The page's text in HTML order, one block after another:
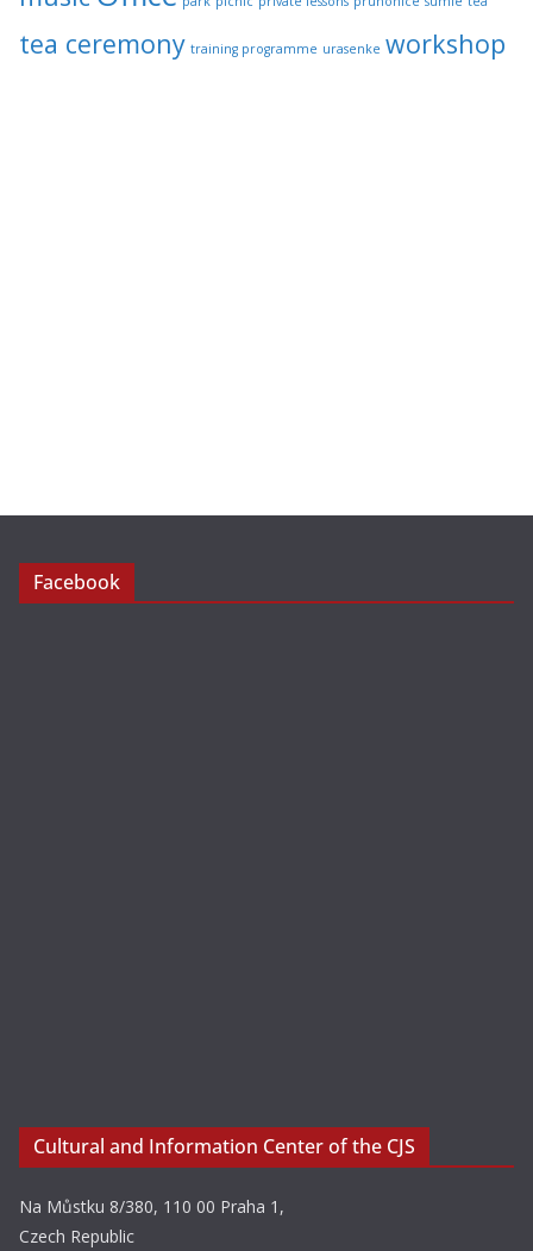
tea ceremony training programme urasenke workshop
Facebook
Cultural and Information Center of the CJS
Na Můstku 8/380, 110 00 Praha 1,
Czech Republic